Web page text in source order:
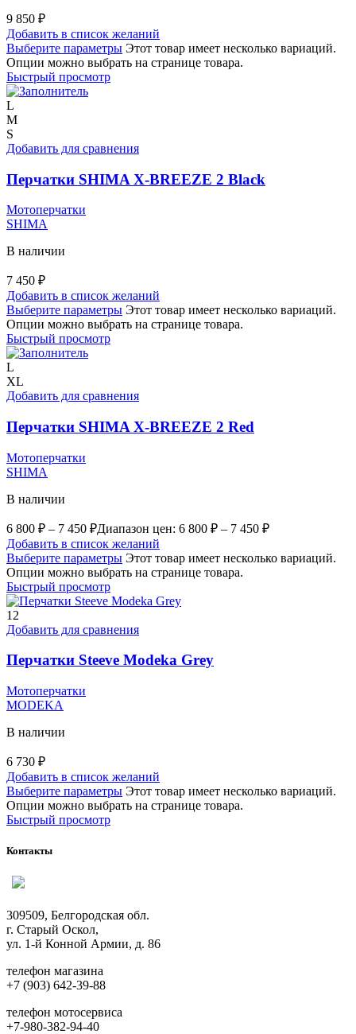
9 850 ₽
Добавить в список желаний
Выберите параметры Этот товар имеет несколько вариаций.
Опции можно выбрать на странице товара.
Быстрый просмотр
L
M
S
Добавить для сравнения
Перчатки SHIMA X-BREEZE 2 Black
Мотоперчатки
SHIMA
В наличии
7 450 ₽
Добавить в список желаний
Выберите параметры Этот товар имеет несколько вариаций.
Опции можно выбрать на странице товара.
Быстрый просмотр
L
XL
Добавить для сравнения
Перчатки SHIMA X-BREEZE 2 Red
Мотоперчатки
SHIMA
В наличии
6 800 ₽ – 7 450 ₽Диапазон цен: 6 800 ₽ – 7 450 ₽
Добавить в список желаний
Выберите параметры Этот товар имеет несколько вариаций.
Опции можно выбрать на странице товара.
Быстрый просмотр
12
Добавить для сравнения
Перчатки Steeve Modeka Grey
Мотоперчатки
MODEKA
В наличии
6 730 ₽
Добавить в список желаний
Выберите параметры Этот товар имеет несколько вариаций.
Опции можно выбрать на странице товара.
Быстрый просмотр
Контакты
309509, Белгородская обл.
г. Старый Оскол,
ул. 1-й Конной Армии, д. 86
телефон магазина
+7 (903) 642-39-88
телефон мотосервиса
+7-980-382-94-40